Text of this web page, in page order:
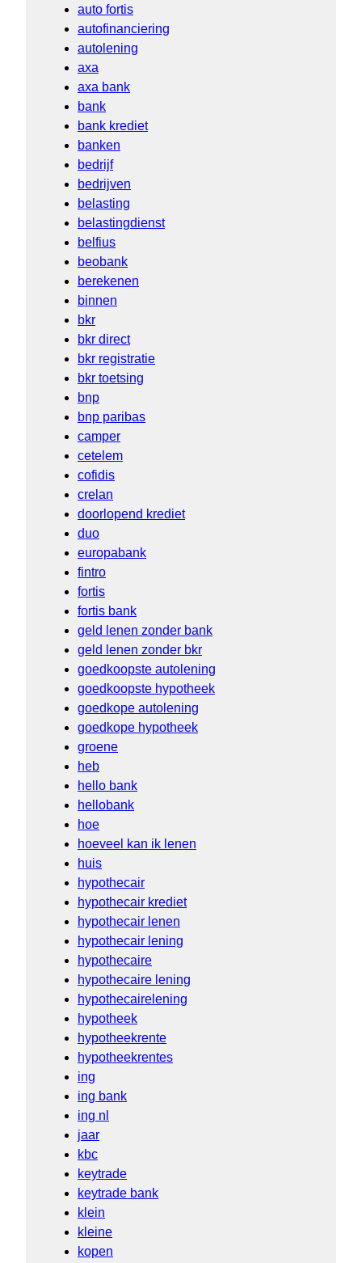
auto fortis
autofinanciering
autolening
axa
axa bank
bank
bank krediet
banken
bedrijf
bedrijven
belasting
belastingdienst
belfius
beobank
berekenen
binnen
bkr
bkr direct
bkr registratie
bkr toetsing
bnp
bnp paribas
camper
cetelem
cofidis
crelan
doorlopend krediet
duo
europabank
fintro
fortis
fortis bank
geld lenen zonder bank
geld lenen zonder bkr
goedkoopste autolening
goedkoopste hypotheek
goedkope autolening
goedkope hypotheek
groene
heb
hello bank
hellobank
hoe
hoeveel kan ik lenen
huis
hypothecair
hypothecair krediet
hypothecair lenen
hypothecair lening
hypothecaire
hypothecaire lening
hypothecairelening
hypotheek
hypotheekrente
hypotheekrentes
ing
ing bank
ing nl
jaar
kbc
keytrade
keytrade bank
klein
kleine
kopen